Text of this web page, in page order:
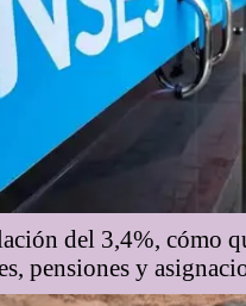
del 3,4%, cómo
pensiones y